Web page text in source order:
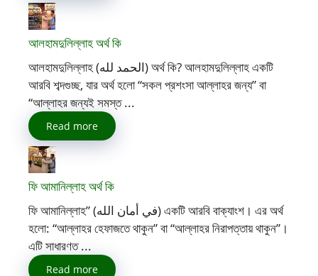
আলহামদুলিল্লাহ অর্থ কি
আলহামদুলিল্লাহ (الحمد لله) অর্থ কি? আলহামদুলিল্লাহ একটি
আরবি শব্দগুচ্ছ, যার অর্থ হলো “সকল প্রশংসা আল্লাহর জন্য” বা
“আল্লাহর জন্যই সমস্ত ...
Read more
ফি আমানিল্লাহ অর্থ কি
ফি আমানিল্লাহ” (في أمان الله) একটি আরবি বাক্যাংশ। এর অর্থ
হলো: “আল্লাহর হেফাজতে থাকুন” বা “আল্লাহর নিরাপত্তায় থাকুন”।
এটি সাধারণত ...
Read more